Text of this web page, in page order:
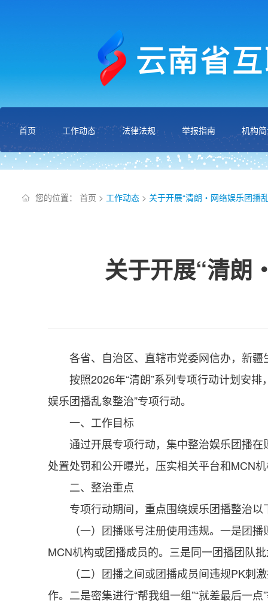
首页 工作动态 法律法规 举报指南 机构
您的位置： 首页 > 工作动态 > 关于开展“清朗・网络娱乐团播
关于开展“清朗
各省、自治区、直辖市党委网信办，新
按照2026年“清朗”系列专项行动计划安
娱乐团播乱象整治”专项行动。
一、工作目标
通过开展专项行动，集中整治娱乐团播
处置处罚和公开曝光，压实相关平台和MCN
二、整治重点
专项行动期间，重点围绕娱乐团播整治以
（一）团播账号注册使用违规。一是团
MCN机构或团播成员的。三是同一团播团队
（二）团播之间或团播成员间违规PK
作。二是密集进行“帮我组一组”“就差最后一